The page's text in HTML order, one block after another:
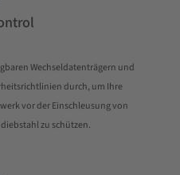
Wechseldatenträgern und
durch, um Ihre
vor der Einschleusung von
zu schützen.